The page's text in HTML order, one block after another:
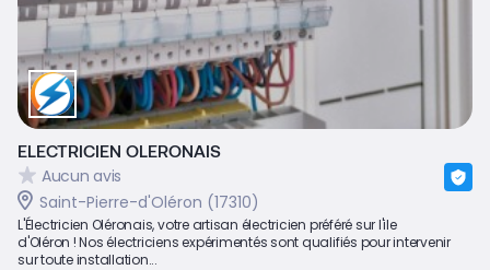
ELECTRICIEN OLERONAIS
Aucun avis
Saint-Pierre-d'Oléron (17310)
L'Électricien Oléronais, votre artisan électricien préféré sur l'ile
d'Oléron ! Nos électriciens expérimentés sont qualifiés pour intervenir
sur toute installation...